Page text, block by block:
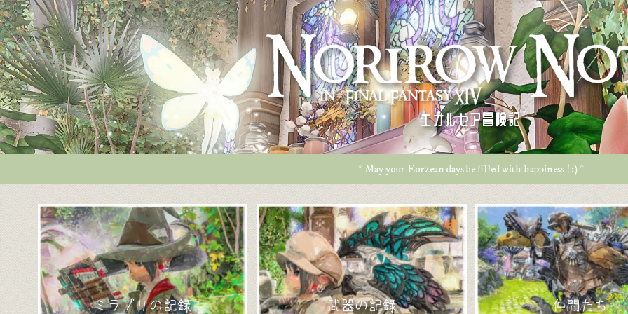
エオルゼア冒険記
* May your Eorzean days be filled with happiness ! :) *
ミラプリの記録 武器の記録 仲間たち